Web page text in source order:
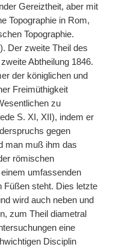
Gereiztheit, aber mit
Topographie in Rom,
Topographie.
Der zweite Theil des
Abtheilung 1846.
der königlichen und
Freimüthigkeit
zu
S. XI, XII), indem er
gegen
man muß ihm das
römischen
umfassenden
Füßen steht. Dies letzte
wird auch neben und
zum Theil diametral
eine
Disciplin